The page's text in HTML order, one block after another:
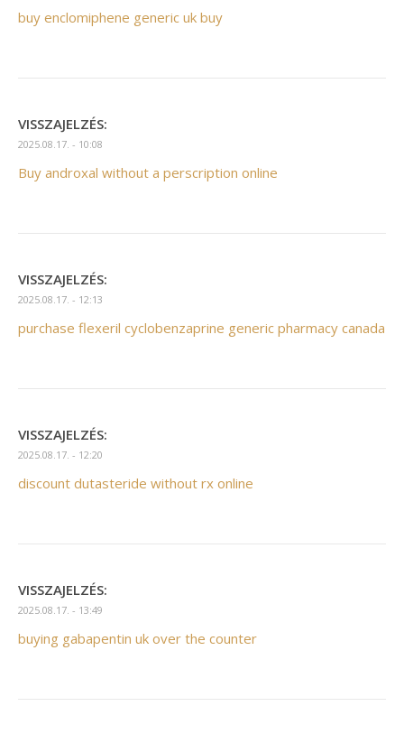
buy enclomiphene generic uk buy
VISSZAJELZÉS:
2025.08.17. - 10:08
Buy androxal without a perscription online
VISSZAJELZÉS:
2025.08.17. - 12:13
purchase flexeril cyclobenzaprine generic pharmacy canada
VISSZAJELZÉS:
2025.08.17. - 12:20
discount dutasteride without rx online
VISSZAJELZÉS:
2025.08.17. - 13:49
buying gabapentin uk over the counter